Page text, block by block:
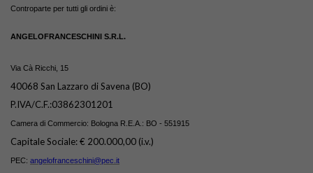
Controparte per tutti gli ordini è:
ANGELOFRANCESCHINI S.R.L.
Via Cà Ricchi, 15
40068 San Lazzaro di Savena (BO)
P.IVA/C.F.:03862301201
Camera di Commercio: Bologna R.E.A.: BO - 551915
Capitale Sociale: € 200.000,00 (i.v.)
PEC: angelofranceschini@pec.it